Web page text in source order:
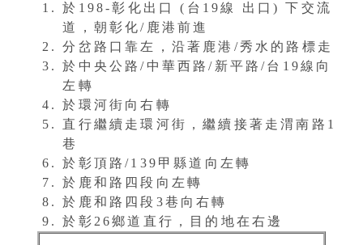
於198-彰化出口 (台19線 出口) 下交流
道，朝彰化/鹿港前進
分岔路口靠左，沿著鹿港/秀水的路標走
於中央公路/中華西路/新平路/台19線向
左轉
於環河街向右轉
直行繼續走環河街，繼續接著走渭南路1
巷
於彰頂路/139甲縣道向左轉
於鹿和路四段向左轉
於鹿和路四段3巷向右轉
於彰26鄉道直行，目的地在右邊